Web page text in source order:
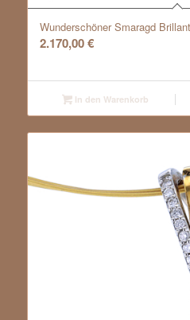
Wunderschöner Smaragd
2.170,00€
In den Warenkorb